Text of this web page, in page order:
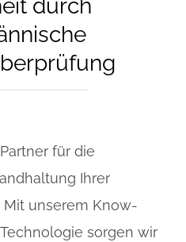
durch
für die
Ihrer
unserem Know-
sorgen wir